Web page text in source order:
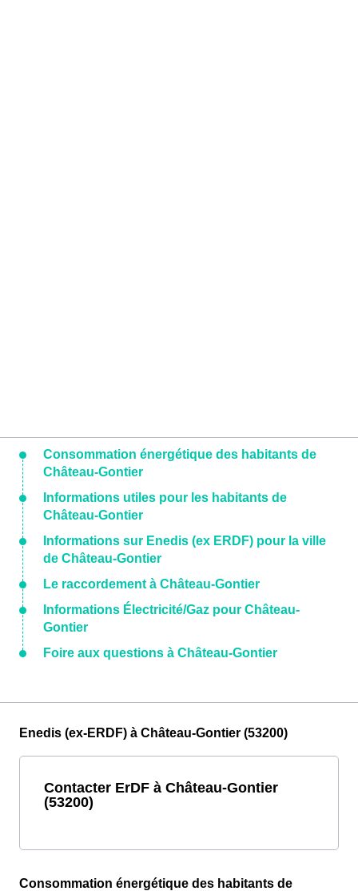
Consommation énergétique des habitants de
Château-Gontier
Informations utiles pour les habitants de
Château-Gontier
Informations sur Enedis (ex ERDF) pour la ville
de Château-Gontier
Le raccordement à Château-Gontier
Informations Électricité/Gaz pour Château-
Gontier
Foire aux questions à Château-Gontier
Enedis (ex-ERDF) à Château-Gontier (53200)
Contacter ErDF à Château-Gontier
(53200)
Consommation énergétique des habitants de